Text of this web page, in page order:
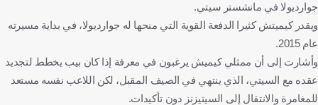
جوارديولا في مانشستر سيتي.
ويقدر كيميتش كثيرا الدفعة القوية التي منحها له جوارديولا، في بداية مسيرته
عام 2015.
وأشارت إلى أن ممثلي كيميش يرغبون في معرفة إذا كان بيب يخطط لتجديد
عقده مع السيتي، الذي ينتهي في الصيف المقبل، لكن اللاعب نفسه مستعد
للمغامرة والانتقال إلى السيتيزنز دون تأكيدات.